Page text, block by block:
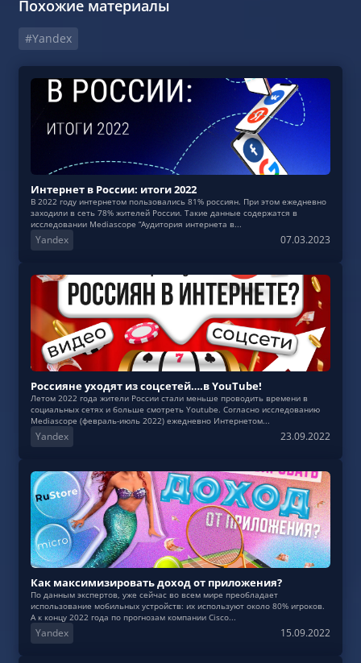
Похожие материалы
#Yandex
Интернет в России: итоги 2022
В 2022 году интернетом пользовались 81% россиян. При этом ежедневно
заходили в сеть 78% жителей России. Такие данные содержатся в
исследовании Mediascope “Аудитория интернета в...
Yandex 07.03.2023
Россияне уходят из соцсетей….в YouTube!
Летом 2022 года жители России стали меньше проводить времени в
социальных сетях и больше смотреть Youtube. Согласно исследованию
Mediascope (февраль-июль 2022) ежедневно Интернетом...
Yandex 23.09.2022
Как максимизировать доход от приложения?
По данным экспертов, уже сейчас во всем мире преобладает
использование мобильных устройств: их используют около 80% игроков.
А к концу 2022 года по прогнозам компании Cisco...
Yandex 15.09.2022